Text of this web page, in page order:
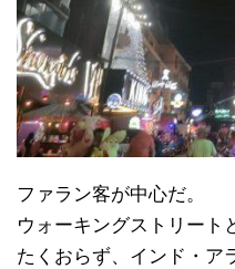
ファラン客が中心だ。
ウォーキングストリート
たくおらず、インド・ア